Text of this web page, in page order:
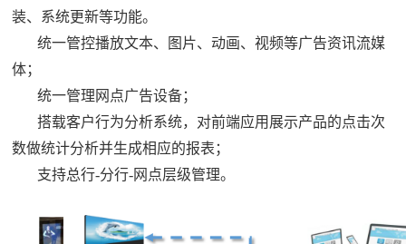
装、系统更新等功能。
统一管控播放文本、图片、动画、视频等广告资讯流媒
体；
统一管理网点广告设备；
搭载客户行为分析系统，对前端应用展示产品的点击次
数做统计分析并生成相应的报表；
支持总行-分行-网点层级管理。